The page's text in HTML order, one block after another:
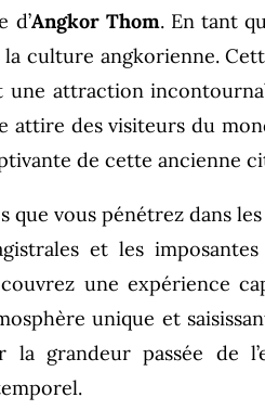
d’Angkor Thom. En tant
la culture angkorienne.
une attraction
attire des visiteurs du
de cette ancienne
que vous pénétrez dans
et les
une expérience
unique et
la grandeur passée de